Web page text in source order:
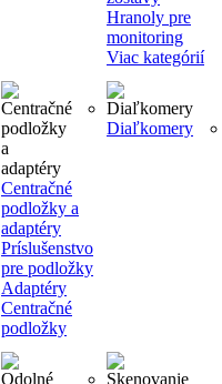
Hranoly pre
monitoring
Viac kategórií
Centračné
podložky a
adaptéry
Príslušenstvo
pre podložky
Adaptéry
Centračné
podložky
Diaľkomery